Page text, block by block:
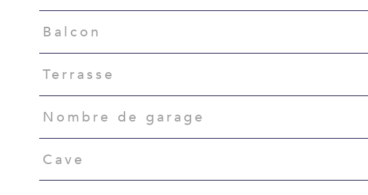
Balcon
Terrasse
Nombre de garage
Cave